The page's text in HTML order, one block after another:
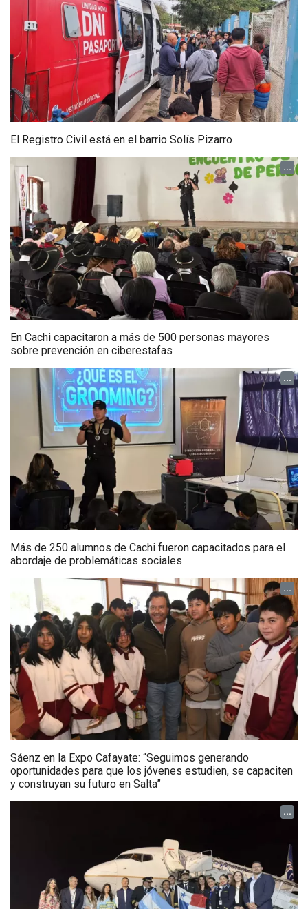
El Registro Civil está en el barrio Solís Pizarro
...
En Cachi capacitaron a más de 500 personas mayores
sobre prevención en ciberestafas
...
Más de 250 alumnos de Cachi fueron capacitados para el
abordaje de problemáticas sociales
...
Sáenz en la Expo Cafayate: “Seguimos generando
oportunidades para que los jóvenes estudien, se capaciten
y construyan su futuro en Salta”
...